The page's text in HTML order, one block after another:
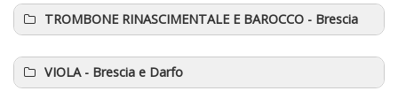
TROMBONE RINASCIMENTALE E BAROCCO - Brescia
VIOLA- Brescia e Darfo